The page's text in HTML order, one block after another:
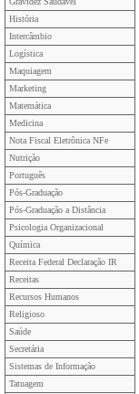
História
Intercâmbio
Logística
Maquiagem
Marketing
Matemática
Medicina
Nota Fiscal Eletrônica NFe
Nutrição
Português
Pós-Graduação
Pós-Graduação a Distância
Psicologia Organizacional
Química
Receita Federal Declaração IR
Receitas
Recursos Humanos
Religioso
Saúde
Secretária
Sistemas de Informação
Tatuagem